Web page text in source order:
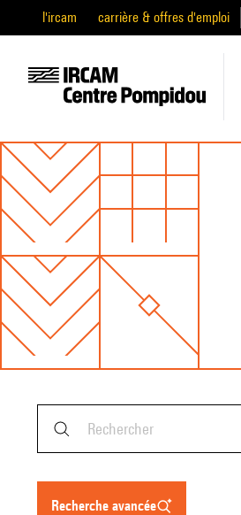
l'ircam carrière & offres d'emploi
recherche avancée